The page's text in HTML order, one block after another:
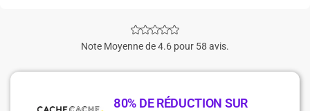
Note Moyenne de 4.6 pour 58 avis.
80% DE RÉDUCTION SUR